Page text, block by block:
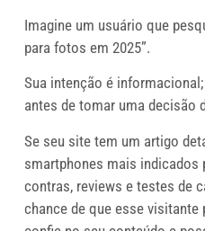
Imagine um usuário que
para fotos em 2025”.
Sua intenção é
antes de tomar uma decisão
Se seu site tem um artigo
smartphones mais
contras, reviews e testes de
chance de que esse visitante